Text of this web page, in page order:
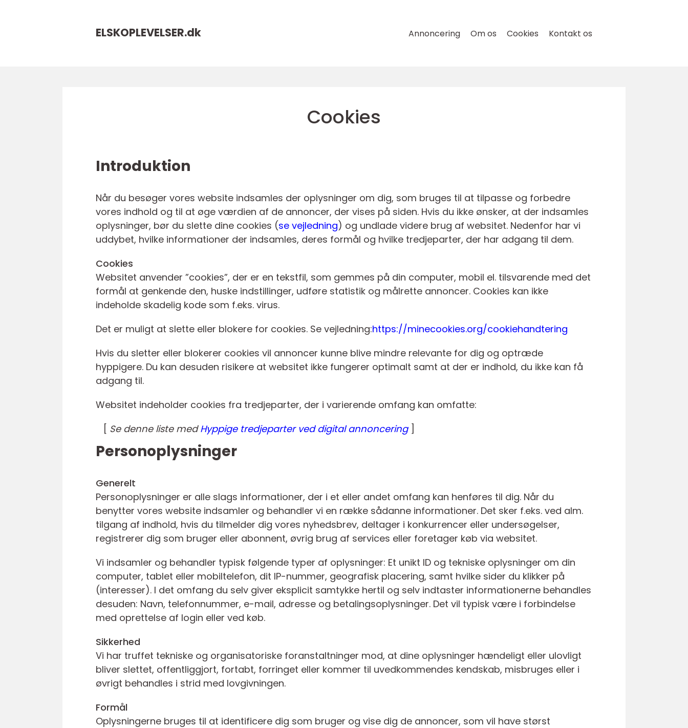
ELSKOPLEVELSER.dk Annoncering Om os Cookies Kontakt os
Cookies
Introduktion
Når du besøger vores website indsamles der oplysninger om dig, som bruges til at tilpasse og forbedre
vores indhold og til at øge værdien af de annoncer, der vises på siden. Hvis du ikke ønsker, at der indsamles
oplysninger, bør du slette dine cookies (se vejledning) og undlade videre brug af websitet. Nedenfor har vi
uddybet, hvilke informationer der indsamles, deres formål og hvilke tredjeparter, der har adgang til dem.
Cookies
Websitet anvender ”cookies”, der er en tekstfil, som gemmes på din computer, mobil el. tilsvarende med det
formål at genkende den, huske indstillinger, udføre statistik og målrette annoncer. Cookies kan ikke
indeholde skadelig kode som f.eks. virus.
Det er muligt at slette eller blokere for cookies. Se vejledning:https://minecookies.org/cookiehandtering
Hvis du sletter eller blokerer cookies vil annoncer kunne blive mindre relevante for dig og optræde
hyppigere. Du kan desuden risikere at websitet ikke fungerer optimalt samt at der er indhold, du ikke kan få
adgang til.
Websitet indeholder cookies fra tredjeparter, der i varierende omfang kan omfatte:
[ Se denne liste med Hyppige tredjeparter ved digital annoncering]
Personoplysninger
Generelt
Personoplysninger er alle slags informationer, der i et eller andet omfang kan henføres til dig. Når du
benytter vores website indsamler og behandler vi en række sådanne informationer. Det sker f.eks. ved alm.
tilgang af indhold, hvis du tilmelder dig vores nyhedsbrev, deltager i konkurrencer eller undersøgelser,
registrerer dig som bruger eller abonnent, øvrig brug af services eller foretager køb via websitet.
Vi indsamler og behandler typisk følgende typer af oplysninger: Et unikt ID og tekniske oplysninger om din
computer, tablet eller mobiltelefon, dit IP-nummer, geografisk placering, samt hvilke sider du klikker på
(interesser). I det omfang du selv giver eksplicit samtykke hertil og selv indtaster informationerne behandles
desuden: Navn, telefonnummer, e-mail, adresse og betalingsoplysninger. Det vil typisk være i forbindelse
med oprettelse af login eller ved køb.
Sikkerhed
Vi har truffet tekniske og organisatoriske foranstaltninger mod, at dine oplysninger hændeligt eller ulovligt
bliver slettet, offentliggjort, fortabt, forringet eller kommer til uvedkommendes kendskab, misbruges eller i
øvrigt behandles i strid med lovgivningen.
Formål
Oplysningerne bruges til at identificere dig som bruger og vise dig de annoncer, som vil have størst